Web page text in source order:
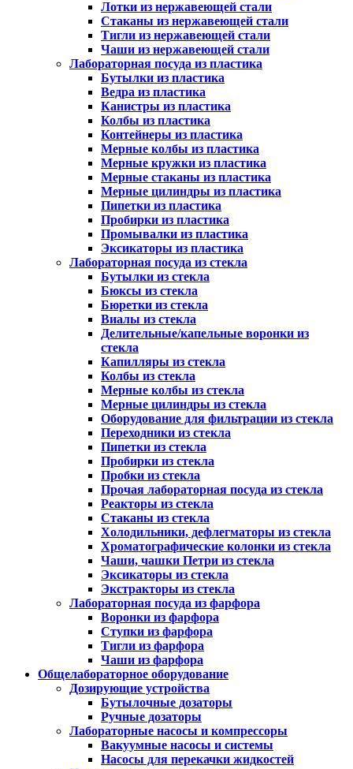
Лотки из нержавеющей стали
Стаканы из нержавеющей стали
Тигли из нержавеющей стали
Чаши из нержавеющей стали
Лабораторная посуда из пластика
Бутылки из пластика
Ведра из пластика
Канистры из пластика
Колбы из пластика
Контейнеры из пластика
Мерные колбы из пластика
Мерные кружки из пластика
Мерные стаканы из пластика
Мерные цилиндры из пластика
Пипетки из пластика
Пробирки из пластика
Промывалки из пластика
Эксикаторы из пластика
Лабораторная посуда из стекла
Бутылки из стекла
Бюксы из стекла
Бюретки из стекла
Виалы из стекла
Делительные/капельные воронки из
стекла
Капилляры из стекла
Колбы из стекла
Мерные колбы из стекла
Мерные цилиндры из стекла
Оборудование для фильтрации из стекла
Переходники из стекла
Пипетки из стекла
Пробирки из стекла
Пробки из стекла
Прочая лабораторная посуда из стекла
Реакторы из стекла
Стаканы из стекла
Холодильники, дефлегматоры из стекла
Хроматографические колонки из стекла
Чаши, чашки Петри из стекла
Эксикаторы из стекла
Экстракторы из стекла
Лабораторная посуда из фарфора
Воронки из фарфора
Ступки из фарфора
Тигли из фарфора
Чаши из фарфора
Общелабораторное оборудование
Дозирующие устройства
Бутылочные дозаторы
Ручные дозаторы
Лабораторные насосы и компрессоры
Вакуумные насосы и системы
Насосы для перекачки жидкостей